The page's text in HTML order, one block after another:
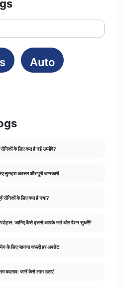
Auto
के लिए क्या है नई उम्मीदें?
सुनहरा अवसर और पूरी जानकारी
सैनिकों के लिए क्या है नया?
जानिए कैसे इससे आपके भत्ते और पेंशन सुधरेंगे
के लिए जानना जरूरी हर अपडेट
बदलाव: जानें कैसे लाभ उठाएं